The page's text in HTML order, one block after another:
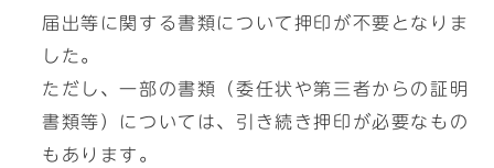
届出等に関する書類について押印が不要となりま
した。
ただし、一部の書類（委任状や第三者からの証明
書類等）については、引き続き押印が必要なもの
もあります。